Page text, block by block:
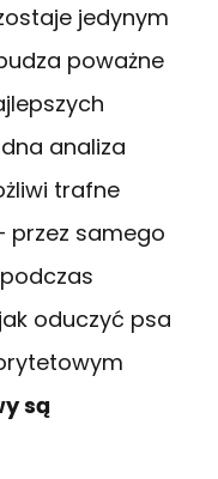
jedynym
poważne
analiza
trafne
przez samego
oduczyć psa
są